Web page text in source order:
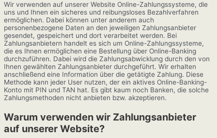
Wir verwenden auf unserer Website Online-Zahlungssysteme, die
uns und Ihnen ein sicheres und reibungsloses Bezahlverfahren
ermöglichen. Dabei können unter anderem auch
personenbezogene Daten an den jeweiligen Zahlungsanbieter
gesendet, gespeichert und dort verarbeitet werden. Bei
Zahlungsanbietern handelt es sich um Online-Zahlungssysteme,
die es Ihnen ermöglichen eine Bestellung über Online-Banking
durchzuführen. Dabei wird die Zahlungsabwicklung durch den von
Ihnen gewählten Zahlungsanbieter durchgeführt. Wir erhalten
anschließend eine Information über die getätigte Zahlung. Diese
Methode kann jeder User nutzen, der ein aktives Online-Banking-
Konto mit PIN und TAN hat. Es gibt kaum noch Banken, die solche
Zahlungsmethoden nicht anbieten bzw. akzeptieren.
Warum verwenden wir Zahlungsanbieter
auf unserer Website?